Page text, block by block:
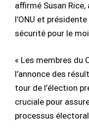
affirmé Susan
l’ONU et
sécurité pour le
« Les membres du
l’annonce des
tour de l’élection
cruciale pour
processus